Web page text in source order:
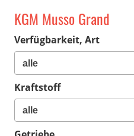
KGM Musso Grand
Verfügbarkeit, Art
Kraftstoff